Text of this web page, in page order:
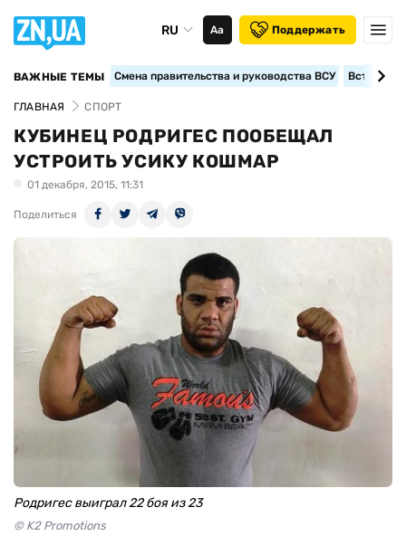
RU Аа Поддержать
ВАЖНЫЕ ТЕМЫ Смена правительства и руководства ВСУ
ГЛАВНАЯ СПОРТ
КУБИНЕЦ РОДРИГЕС ПООБЕЩАЛ
УСТРОИТЬ УСИКУ КОШМАР
01 декабря, 2015, 11:31
Поделиться
Родригес выиграл 22 боя из 23
© K2 Promotions